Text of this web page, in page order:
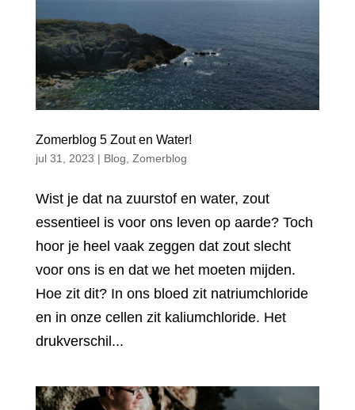
Zomerblog 5 Zout en Water!
jul 31, 2023 | Blog Zomerblog
Wist je dat na zuurstof en water, zout
essentieel is voor ons leven op aarde? Toch
hoor je heel vaak zeggen dat zout slecht
voor ons is en dat we het moeten mijden.
Hoe zit dit? In ons bloed zit natriumchloride
en in onze cellen zit kaliumchloride. Het
drukverschil...